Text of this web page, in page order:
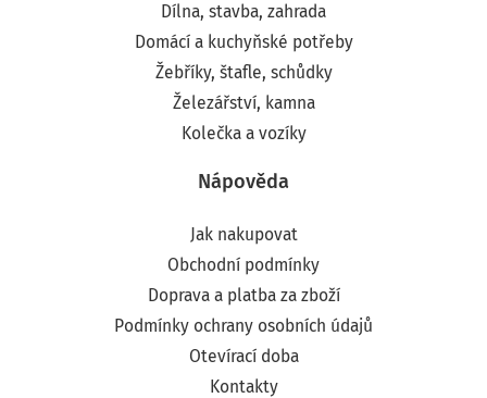
Dílna, stavba, zahrada
Domácí a kuchyňské potřeby
Žebříky, štafle, schůdky
Železářství, kamna
Kolečka a vozíky
Nápověda
Jak nakupovat
Obchodní podmínky
Doprava a platba za zboží
Podmínky ochrany osobních údajů
Otevírací doba
Kontakty